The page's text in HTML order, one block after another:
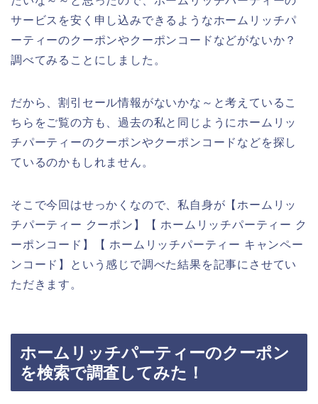
サービスを安く申し込みできるようなホームリッチパ
ーティーのクーポンやクーポンコードなどがないか？
調べてみることにしました。
だから、割引セール情報がないかな～と考えているこ
ちらをご覧の方も、過去の私と同じようにホームリッ
チパーティーのクーポンやクーポンコードなどを探し
ているのかもしれません。
そこで今回はせっかくなので、私自身が【ホームリッ
チパーティー クーポン】【 ホームリッチパーティー ク
ーポンコード】【 ホームリッチパーティー キャンペー
ンコード】という感じで調べた結果を記事にさせてい
ただきます。
ホームリッチパーティーのクーポン
を検索で調査してみた！